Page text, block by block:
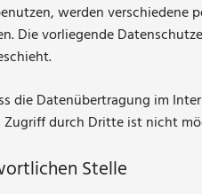
werden verschiedene
Die vorliegende
die Datenübertragung im
Zugriff durch Dritte ist nicht
Stelle